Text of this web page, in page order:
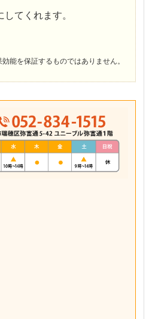
てくれます。
能を保証するものではありません。